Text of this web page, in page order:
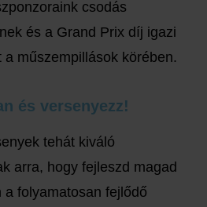
csodás
és a Grand Prix díj igazi
műszempillások körében.
és versenyezz!
tehát kiváló
arra, hogy fejleszd magad
folyamatosan fejlődő